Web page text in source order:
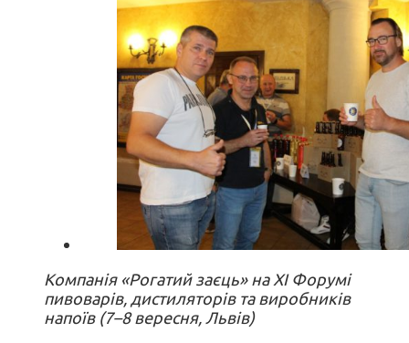
Компанія «Рогатий заєць» на ХI Форумі
пивоварів, дистиляторів та виробників
напоїв (7–8 вересня, Львів)